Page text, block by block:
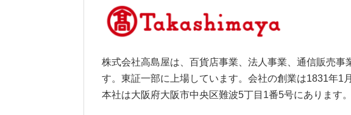
株式会社高島屋は、百貨店事業、法人事業、通信販売
す。東証一部に上場しています。会社の創業は1831年1
本社は大阪府大阪市中央区難波5丁目1番5号にあります。